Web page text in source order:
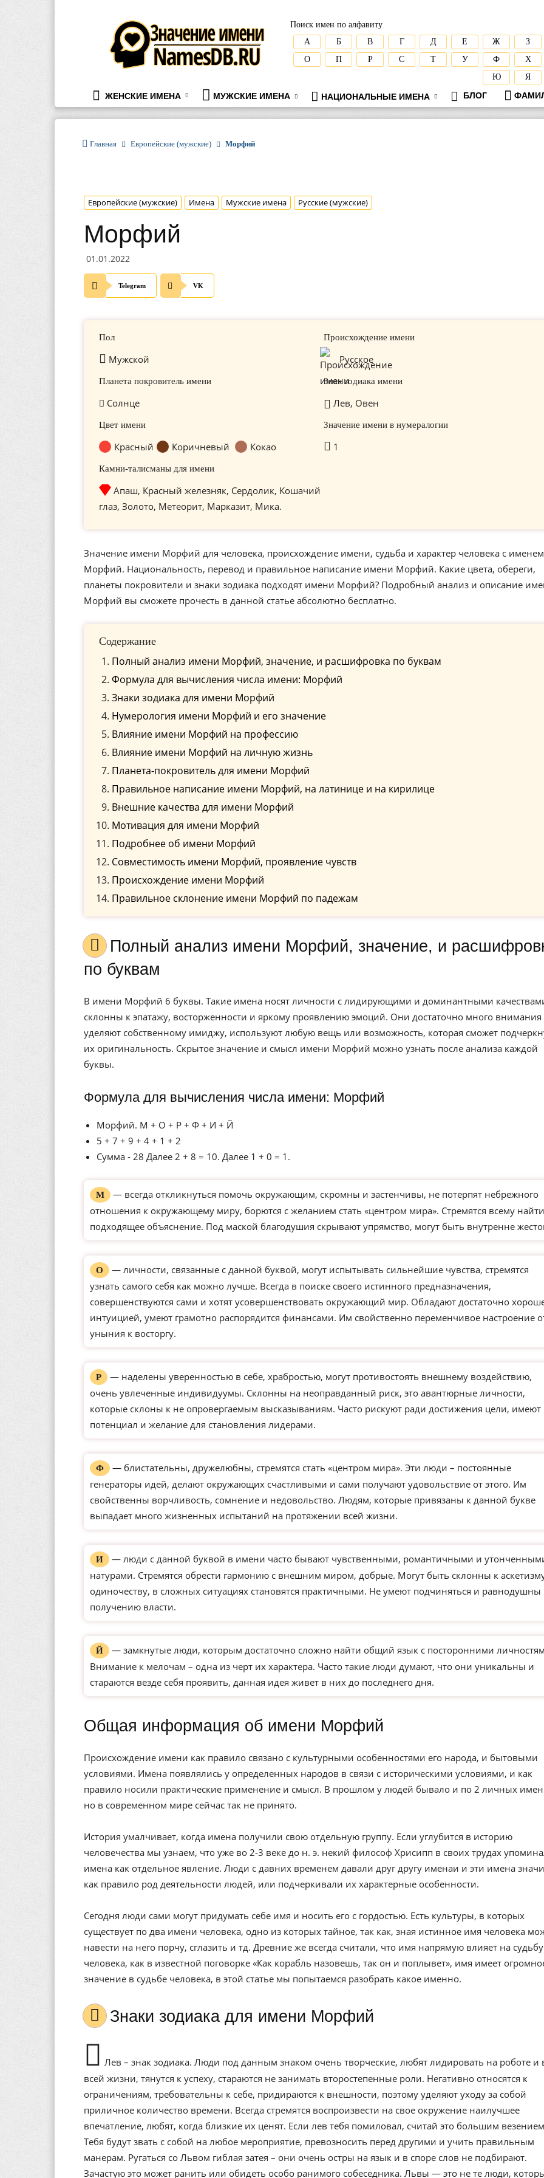
namesdb.ru
Поиск имен по алфавиту
А
Б В Г Д Е Ж
З
О
П Р С Т У Ф
Х
Ю
Я
ЖЕНСКИЕ ИМЕНА МУЖСКИЕ ИМЕНА НАЦИОНАЛЬНЫЕ ИМЕНА БЛОГ
Главная Европейские (мужские) Морфий
Европейские (мужские) Имена Мужские имена Русские (мужские)
Морфий
01.01.2022
Telegram VK
Пол
Мужской
Происхождение имени
Русское
Планета покровитель имени
Солнце
Знак зодиака имени
Лев, Овен
Цвет имени
Красный Коричневый Кокао
Значение имени в нумералогии
1
Камни-талисманы для имени
Апаш, Красный железняк, Сердолик, Кошачий
глаз, Золото, Метеорит, Марказит, Мика.
Значение имени Морфий для человека, происхождение имени, судьба и характер человека с именем
Морфий. Национальность, перевод и правильное написание имени Морфий. Какие цвета, обереги,
планеты покровители и знаки зодиака подходят имени Морфий? Подробный анализ и описание
Морфий вы сможете прочесть в данной статье абсолютно бесплатно.
Содержание
Полный анализ имени Морфий, значение, и расшифровка по буквам
Формула для вычисления числа имени: Морфий
Знаки зодиака для имени Морфий
Нумерология имени Морфий и его значение
Влияние имени Морфий на профессию
Влияние имени Морфий на личную жизнь
Планета-покровитель для имени Морфий
Правильное написание имени Морфий, на латинице и на кирилице
Внешние качества для имени Морфий
Мотивация для имени Морфий
Подробнее об имени Морфий
Совместимость имени Морфий, проявление чувств
Происхождение имени Морфий
Правильное склонение имени Морфий по падежам
Полный анализ имени Морфий, значение, и расшифровка
по буквам
В имени Морфий 6 буквы. Такие имена носят личности с лидирующими и доминантными
склонны к эпатажу, восторженности и яркому проявлению эмоций. Они достаточно много внимания
уделяют собственному имиджу, используют любую вещь или возможность, которая сможет
их оригинальность. Скрытое значение и смысл имени Морфий можно узнать после анализа каждой
буквы.
Формула для вычисления числа имени: Морфий
Морфий. М + О + Р + Ф + И + Й
5 + 7 + 9 + 4 + 1 + 2
Сумма - 28 Далее 2 + 8 = 10. Далее 1 + 0 = 1.
М
— всегда откликнуться помочь окружающим, скромны и застенчивы, не потерпят небрежного
отношения к окружающему миру, борются с желанием стать «центром мира». Стремятся всему найти
подходящее объяснение. Под маской благодушия скрывают упрямство, могут быть внутренне
О
— личности, связанные с данной буквой, могут испытывать сильнейшие чувства, стремятся
узнать самого себя как можно лучше. Всегда в поиске своего истинного предназначения,
совершенствуются сами и хотят усовершенствовать окружающий мир. Обладают достаточно
интуицией, умеют грамотно распорядится финансами. Им свойственно переменчивое настроение
уныния к восторгу.
Р
— наделены уверенностью в себе, храбростью, могут противостоять внешнему воздействию,
очень увлеченные индивидуумы. Склонны на неоправданный риск, это авантюрные личности,
которые склоны к не опровергаемым высказываниям. Часто рискуют ради достижения цели, имеют
потенциал и желание для становления лидерами.
Ф
— блистательны, дружелюбны, стремятся стать «центром мира». Эти люди – постоянные
генераторы идей, делают окружающих счастливыми и сами получают удовольствие от этого. Им
свойственны ворчливость, сомнение и недовольство. Людям, которые привязаны к данной букве
выпадает много жизненных испытаний на протяжении всей жизни.
И
— люди с данной буквой в имени часто бывают чувственными, романтичными и
натурами. Стремятся обрести гармонию с внешним миром, добрые. Могут быть склонны к
одиночеству, в сложных ситуациях становятся практичными. Не умеют подчиняться и равнодушны
получению власти.
Й
— замкнутые люди, которым достаточно сложно найти общий язык с посторонними
Внимание к мелочам – одна из черт их характера. Часто такие люди думают, что они уникальны и
стараются везде себя проявить, данная идея живет в них до последнего дня.
Общая информация об имени Морфий
Происхождение имени как правило связано с культурными особенностями его народа, и бытовыми
условиями. Имена появлялись у определенных народов в связи с историческими условиями, и как
правило носили практические применение и смысл. В прошлом у людей бывало и по 2 личных
но в современном мире сейчас так не принято.
История умалчивает, когда имена получили свою отдельную группу. Если углубится в историю
человечества мы узнаем, что уже во 2-3 веке до н. э. некий философ Хрисипп в своих трудах
имена как отдельное явление. Люди с давних временем давали друг другу именаи и эти имена
как правило род деятельности людей, или подчеркивали их характерные особенности.
Сегодня люди сами могут придумать себе имя и носить его с гордостью. Есть культуры, в которых
существует по два имени человека, одно из которых тайное, так как, зная истинное имя человека
навести на него порчу, сглазить и тд. Древние же всегда считали, что имя напрямую влияет на судьбу
человека, как в известной поговорке «Как корабль назовешь, так он и поплывет», имя имеет
значение в судьбе человека, в этой статье мы попытаемся разобрать какое именно.
Знаки зодиака для имени Морфий
Лев – знак зодиака. Люди под данным знаком очень творческие, любят лидировать на роботе и
всей жизни, тянутся к успеху, стараются не занимать второстепенные роли. Негативно относятся к
ограничениям, требовательны к себе, придираются к внешности, поэтому уделяют уходу за собой
приличное количество времени. Всегда стремятся воспроизвести на свое окружение наилучшее
впечатление, любят, когда близкие их ценят. Если лев тебя помиловал, считай это большим
Тебя будут звать с собой на любое мероприятие, превозносить перед другими и учить правильным
манерам. Ругаться со Львом гиблая затея – они очень остры на язык и в споре слов не подбирают.
Зачастую это может ранить или обидеть особо ранимого собеседника. Львы — это не те люди,